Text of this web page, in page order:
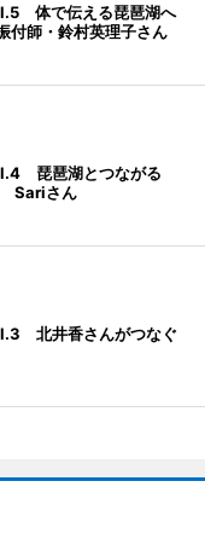
体で伝える琵琶湖へ
師・鈴村英理子さん
琵琶湖とつながる
Sariさん
北井香さんがつなぐ